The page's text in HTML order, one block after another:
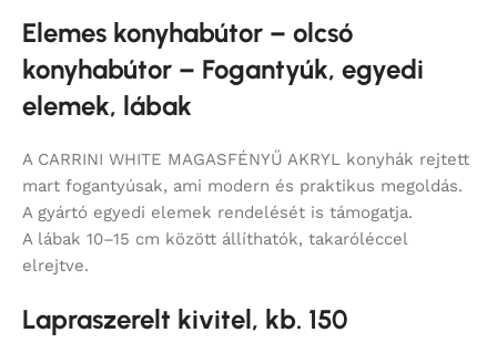
Elemes konyhabútor – olcsó
konyhabútor – Fogantyúk, egyedi
elemek, lábak
A CARRINI WHITE MAGASFÉNYŰ AKRYL konyhák rejtett
mart fogantyúsak, ami modern és praktikus megoldás.
A gyártó egyedi elemek rendelését is támogatja.
A lábak 10–15 cm között állíthatók, takaróléccel
elrejtve.
Lapraszerelt kivitel, kb. 150